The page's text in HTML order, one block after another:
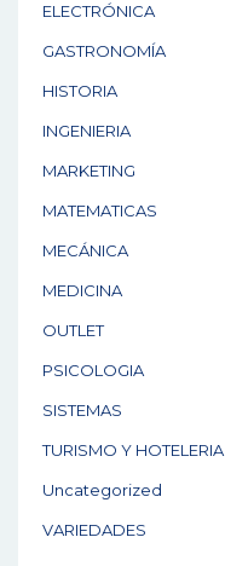
ELECTRÓNICA
GASTRONOMÍA
HISTORIA
INGENIERIA
MARKETING
MATEMATICAS
MECÁNICA
MEDICINA
OUTLET
PSICOLOGIA
SISTEMAS
TURISMO Y HOTELERIA
Uncategorized
VARIEDADES